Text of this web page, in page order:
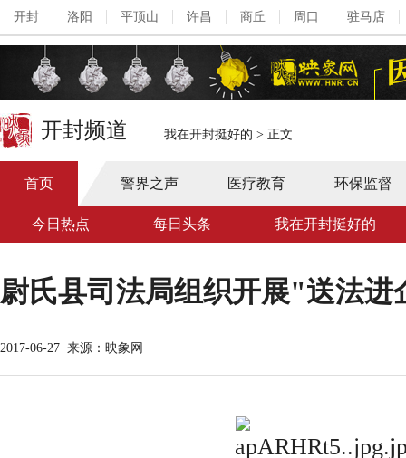
开封 洛阳 平顶山 许昌 商丘 周口 驻马店
开封频道 我在开封挺好的 > 正文
首页 警界之声 医疗教育 环保监督
今日热点 每日头条 我在开封挺好的
尉氏县司法局组织开展"送法
2017-06-27 来源：映象网